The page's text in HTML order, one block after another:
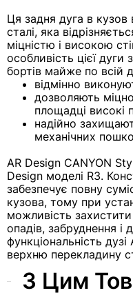
Ця задня дуга в кузов
сталі, яка
міцністю і високою
особливість цієї
бортів майже по всій
відмінно
дозволяють
площадці високі
надійно
механічних
AR Design CANYON
Design моделі R3.
забезпечує повну
кузова, тому при
можливість
опадів, забруднення і
функціональність
верхню перекладину
З Цим